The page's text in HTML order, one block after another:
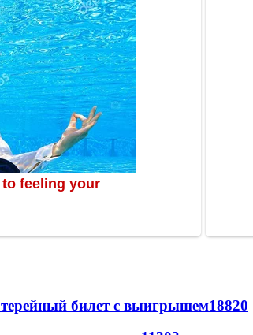
билет с выигрышем18820